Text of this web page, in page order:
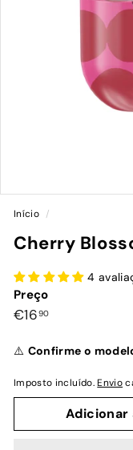
Início /
Cherry
4
Preço
Preço
€1690€16,90
⚠️ Confirme o
Imposto incluído.Envio
Adicionar